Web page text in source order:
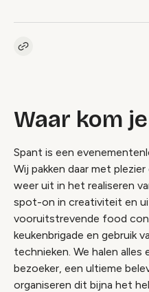
Kopieer link naar vacature
Waar kom
Spant is een
Wij pakken daar met
weer uit in het realiseren
spot-on in creativiteit en
vooruitstrevende food
keukenbrigade en gebruik
technieken. We halen
bezoeker, een ultieme
organiseren dit bijna het